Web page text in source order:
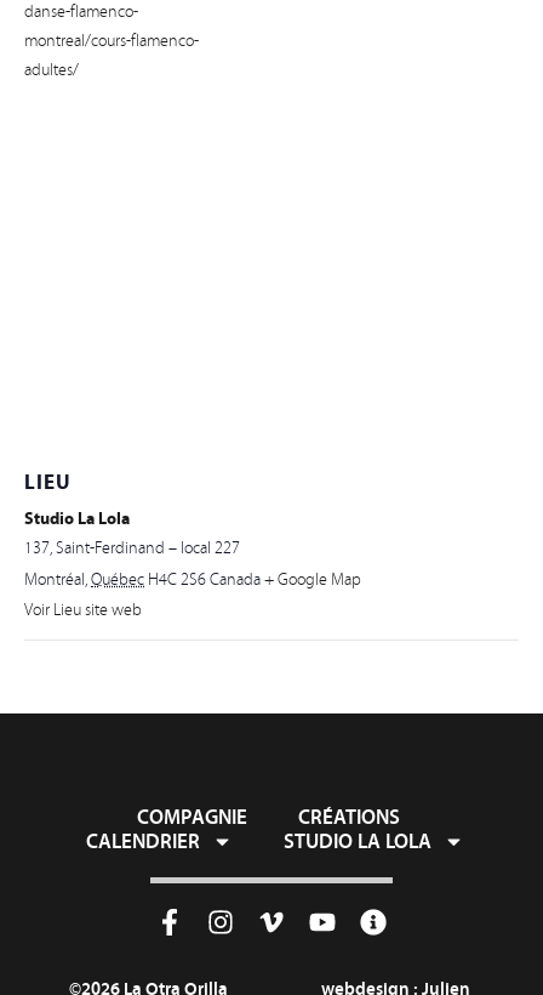
danse-flamenco-
montreal/cours-flamenco-
adultes/
LIEU
Studio La Lola
137, Saint-Ferdinand – local 227
Montréal,Québec H4C 2S6Canada+ Google Map
Voir Lieu site web
COMPAGNIE
CRÉATIONS
CALENDRIER
STUDIO LA LOLA
©2026 La Otra Orilla webdesign : Julien